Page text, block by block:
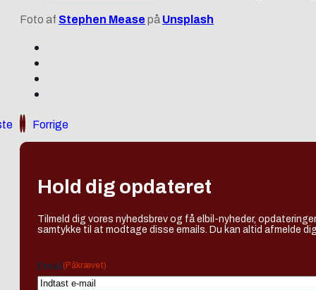
Foto af Stephen Mease på Unsplash
Forrige
Hold dig opdateret
Tilmeld dig vores nyhedsbrev og få elbil-nyheder,
samtykke til at modtage disse emails. Du kan altid afmelde
Email (Påkrævet)